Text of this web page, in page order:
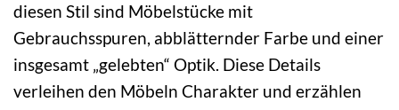
diesen Stil sind Möbelstücke mit
Gebrauchsspuren, abblätternder Farbe und einer
insgesamt „gelebten“ Optik. Diese Details
verleihen den Möbeln Charakter und erzählen